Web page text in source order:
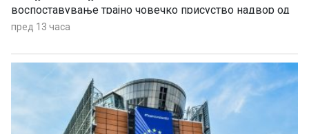
воспоставување трајно човечко присуство надвор од
Земјата.
пред 13 часа